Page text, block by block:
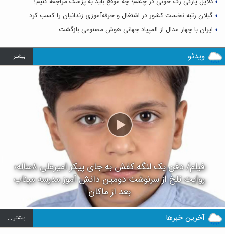
گیلان رتبه نخست کشور در اشتغال و حرفه‌آموزی زندانیان را کسب کرد
ایران با چهار مدال از المپیاد جهانی هوش مصنوعی بازگشت
ویدئو بيشتر ...
فیلم/ دفن یک لنگه کفش به جای پیکر امیرعلی ۸ساله؛
روایت تلخ از سرنوشت دومین دانش آموز مدرسه میناب
بعد از ماکان
آخرین خبرها بيشتر ...